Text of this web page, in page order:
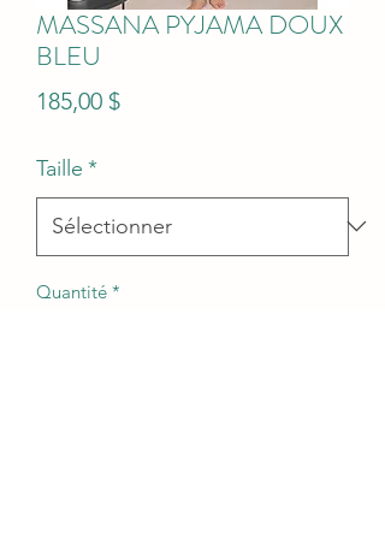
MASSANA PYJAMA DOUX
BLEU
185,00 $Prix
Taille *
Quantité *